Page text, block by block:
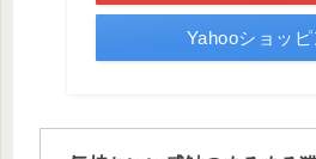
Yahooショッ